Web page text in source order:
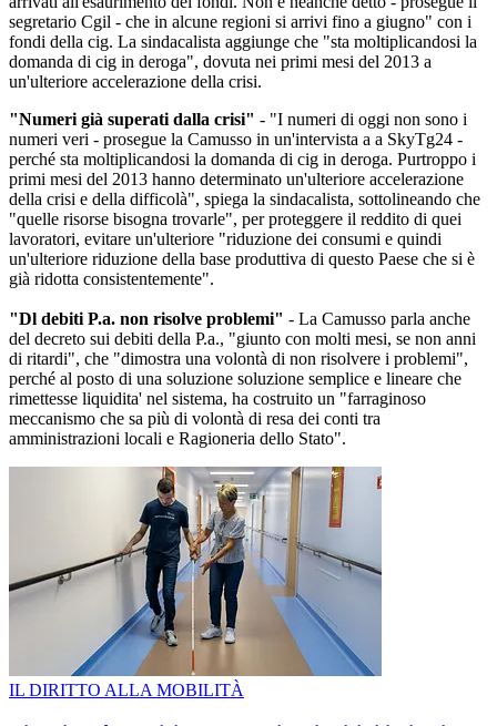
segretario Cgil - che in alcune regioni si arrivi fino a giugno" con i
fondi della cig. La sindacalista aggiunge che "sta moltiplicandosi la
domanda di cig in deroga", dovuta nei primi mesi del 2013 a
un'ulteriore accelerazione della crisi.
"Numeri già superati dalla crisi" - "I numeri di oggi non sono i
numeri veri - prosegue la Camusso in un'intervista a a SkyTg24 -
perché sta moltiplicandosi la domanda di cig in deroga. Purtroppo i
primi mesi del 2013 hanno determinato un'ulteriore accelerazione
della crisi e della difficolà", spiega la sindacalista, sottolineando che
"quelle risorse bisogna trovarle", per proteggere il reddito di quei
lavoratori, evitare un'ulteriore "riduzione dei consumi e quindi
un'ulteriore riduzione della base produttiva di questo Paese che si è
già ridotta consistentemente".
"Dl debiti P.a. non risolve problemi" - La Camusso parla anche
del decreto sui debiti della P.a., "giunto con molti mesi, se non anni
di ritardi", che "dimostra una volontà di non risolvere i problemi",
perché al posto di una soluzione soluzione semplice e lineare che
rimettesse liquidita' nel sistema, ha costruito un "farraginoso
meccanismo che sa più di volontà di resa dei conti tra
amministrazioni locali e Ragioneria dello Stato".
IL DIRITTO ALLA MOBILITÀ